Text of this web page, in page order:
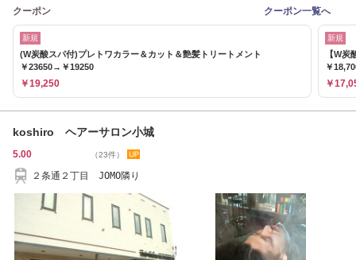
クーポン クーポン一覧へ
新規
(W炭酸スパ付)プレトワカラー＆カット＆艶髪トリートメント
￥23650→￥19250
￥19,250
新規
【W
￥
￥
koshiro ヘアーサロン小城
5.00 （23件）
２条通２丁目 JOMO隣り